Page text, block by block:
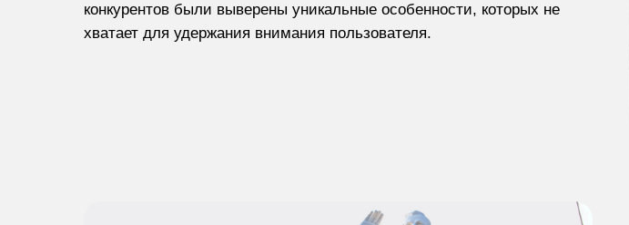
конкурентов были выверены уникальные особенности, которых не
хватает для удержания внимания пользователя.